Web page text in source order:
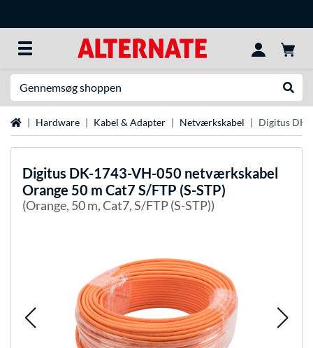
StartsideHardware Kabel & Adapter Netværkskabel Digitus DK-
Digitus DK-1743-VH-050 netværkskabel
Orange 50 m Cat7 S/FTP (S-STP)
(Orange, 50 m, Cat7, S/FTP (S-STP))